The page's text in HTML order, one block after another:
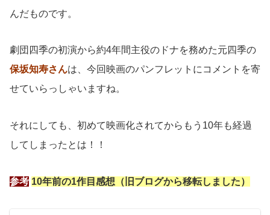
んだものです。
劇団四季の初演から約4年間主役のドナを務めた元四季の
保坂知寿さんは、今回映画のパンフレットにコメントを寄
せていらっしゃいますね。
それにしても、初めて映画化されてからもう10年も経過
してしまったとは！！
参考 10年前の1作目感想（旧ブログから移転しました）